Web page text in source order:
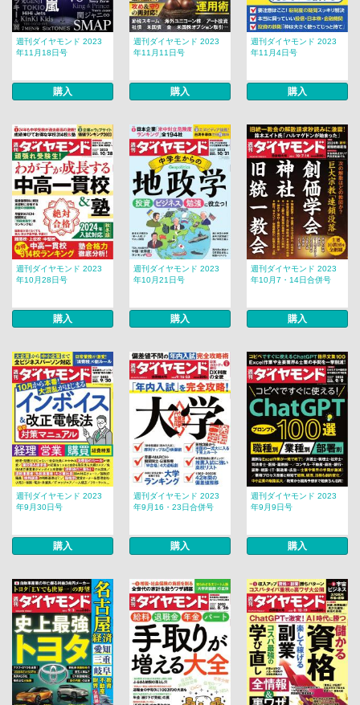
週刊ダイヤモンド 2023
年11月18日号
購入
週刊ダイヤモンド 2023
年11月11日号
購入
週刊ダイヤモンド 2023
年11月4日号
購入
週刊ダイヤモンド 2023
年10月28日号
購入
週刊ダイヤモンド 2023
年10月21日号
購入
週刊ダイヤモンド 2023
年10月7・14日合併号
購入
週刊ダイヤモンド 2023
年9月30日号
購入
週刊ダイヤモンド 2023
年9月16・23日合併号
購入
週刊ダイヤモンド 2023
年9月9日号
購入